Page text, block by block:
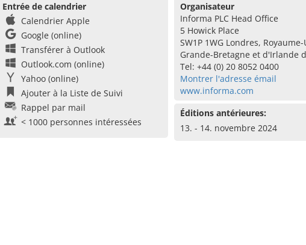
Entrée de calendrier
Calendrier Apple
Google (online)
Transférer à Outlook
Outlook.com (online)
Yahoo (online)
Ajouter à la Liste de Suivi
Rappel par mail
< 1000 personnes intéressées
Organisateur
Informa PLC Head Office
5 Howick Place
SW1P 1WG Londres,
Grande-Bretagne et d'Irlande
Tel: +44 (0) 20 8052 0400
Montrer l'adresse émail
www.informa.com
Éditions antérieures:
13. - 14. novembre 2024